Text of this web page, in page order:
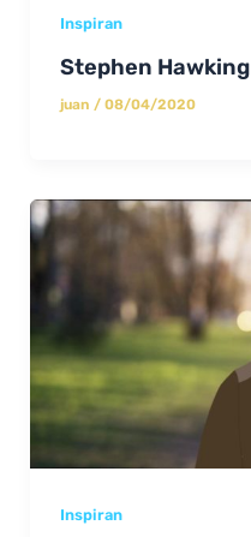
Inspiran
Stephen Hawking
juan / 08/04/2020
Inspiran